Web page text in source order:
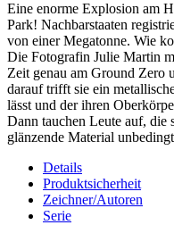
Eine enorme Explosion am
Park! Nachbarstaaten
von einer Megatonne. Wie
Die Fotografin Julie Martin
Zeit genau am Ground Zero
darauf trifft sie ein
lässt und der ihren
Dann tauchen Leute auf, die
glänzende Material
Details
Produktsicherheit
Zeichner/Autoren
Serie